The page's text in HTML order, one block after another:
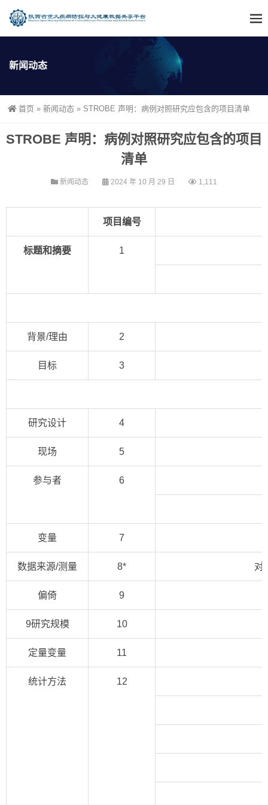
新闻动态
首页 » 新闻动态 » STROBE 声明：病例对照研究应包含的项目清单
STROBE 声明：病例对照研究应包含的项目
清单
新闻动态 2024 年 10 月 29 日 1,111
项目编号
标题和摘要 1
背景/理由 2
目标 3
研究设计 4
现场 5
参与者 6
变量 7
数据来源/测量 8* 对
偏倚 9
9研究规模 10
定量变量 11
统计方法 12